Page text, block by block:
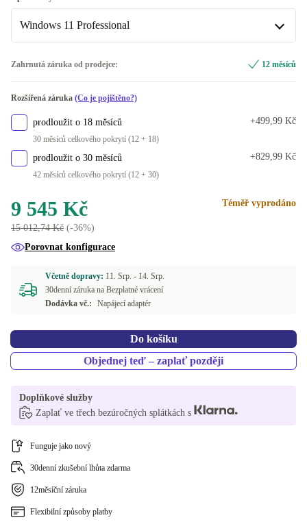
ES (QWERTY)
PL (QWERTY)
BE (AZERTY)
SI (QWERTZ)
SE (QWERTY)
DE (QWERTZ)
K dispozici v jiné konfiguraci
FR (AZERTY) +170 Kč
Windows 11 Professional
K dispozici v jiné konfiguraci
Zahrnutá záruka od prodejce: 12 měsíců
Rozšířená záruka (Co je pojištěno?)
prodloužit o 18 měsíců
30 měsíců celkového pokrytí (12 + 18)
+499,99 Kč
prodloužit o 30 měsíců
42 měsíců celkového pokrytí (12 + 30)
+829,99 Kč
9 545 Kč
15 012,74 Kč (-36%)
Téměř vyprodáno
Porovnat konfigurace
Včetně dopravy: 11. Srp. - 14. Srp.
30denní záruka na Bezplatné vrácení
Dodávka vč.:
Napájecí adaptér
Do košíku
Objednej teď – zaplať později
Doplňkové služby
Zaplať ve třech bezúročných splátkách s
Funguje jako nový
30denní zkušební lhůta zdarma
12měsíční záruka
Flexibilní způsoby platby